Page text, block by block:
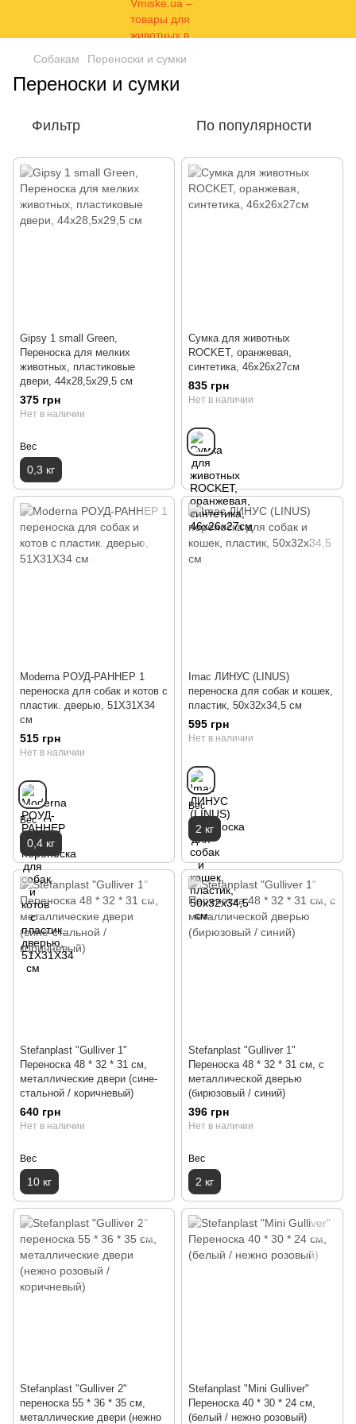
Собакам Переноски и сумки
Переноски и сумки
Фильтр По популярности
Gipsy 1 small Green,
Переноска для мелких
животных, пластиковые
двери, 44х28,5х29,5 см
375 грн
Нет в наличии
Вес
0,3 кг
Сумка для животных
ROCKET, оранжевая,
синтетика, 46х26х27см
835 грн
Нет в наличии
Moderna РОУД-РАННЕР 1
переноска для собак и котов с
пластик. дверью, 51Х31Х34
см
515 грн
Нет в наличии
Вес
0,4 кг
Imac ЛИНУС (LINUS)
переноска для собак и кошек,
пластик, 50х32х34,5 см
595 грн
Нет в наличии
Вес
2 кг
Stefanplast "Gulliver 1"
Переноска 48 * 32 * 31 см,
металлические двери (сине-
стальной / коричневый)
640 грн
Нет в наличии
Вес
10 кг
Stefanplast "Gulliver 1"
Переноска 48 * 32 * 31 см, с
металлической дверью
(бирюзовый / синий)
396 грн
Нет в наличии
Вес
2 кг
Stefanplast "Gulliver 2"
переноска 55 * 36 * 35 см,
металлические двери (нежно
Stefanplast "Mini Gulliver"
Переноска 40 * 30 * 24 см,
(белый / нежно розовый)